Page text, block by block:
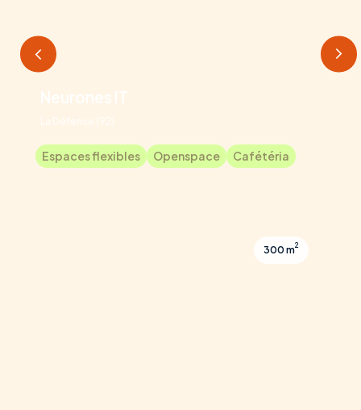
Neurones IT
La Défense (92)
Espaces flexibles Openspace Cafétéria
300 m2